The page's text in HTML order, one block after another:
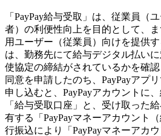
「PayPay給与受取」は、従業員（
者）の利便性向上を目的として、ま
用ユーザー（従業員）向けを提供
は、勤務先にて給与デジタル払い
使協定の締結がされているかを確
同意を申請したのち、PayPayアプ
申し込むと、PayPayアカウントに
「給与受取口座」と、受け取った
有する「PayPayマネーアカウント
行振込により「PayPayマネーアカ